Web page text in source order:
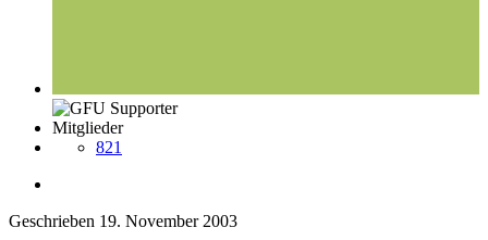
Mitglieder
821
Geschrieben 19. November 2003